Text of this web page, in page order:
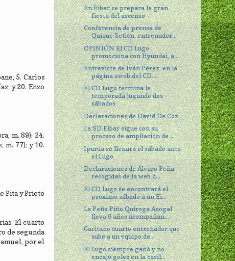
5. Carlos
y 20. Enzo
m. 89); 24.
m. 77); y 10.
Pita y Prieto
El cuarto
de segunda
por el
En Eibar se prepara la gran
fiesta del ascenso
Conferencia de prensa de
Quique Setién, entrenador...
OPINIÓN El CD Lugo
promociona con Hyundai, a...
Entrevista de Iván Pérez, en la
página eweb del CD...
El CD Lugo termina la
temporada jugando dos
sábados
Declaraciones de David De Coz,
La SD Eibar sigue con su
proceso de ampliación de ...
Ipurúa se llenará el sábado ante
el Lugo
Declaraciones de Álvaro Peña
recogidas de la web d...
El CD Lugo se encontrará el
próximo sábado a un Ei...
La Peña Piño Quiroga Asogal
lleva 6 años acompañan...
Garitano cuarto entrenador que
sube a un equipo de...
El Lugo siempre ganó y no
encajó goles en la casil...